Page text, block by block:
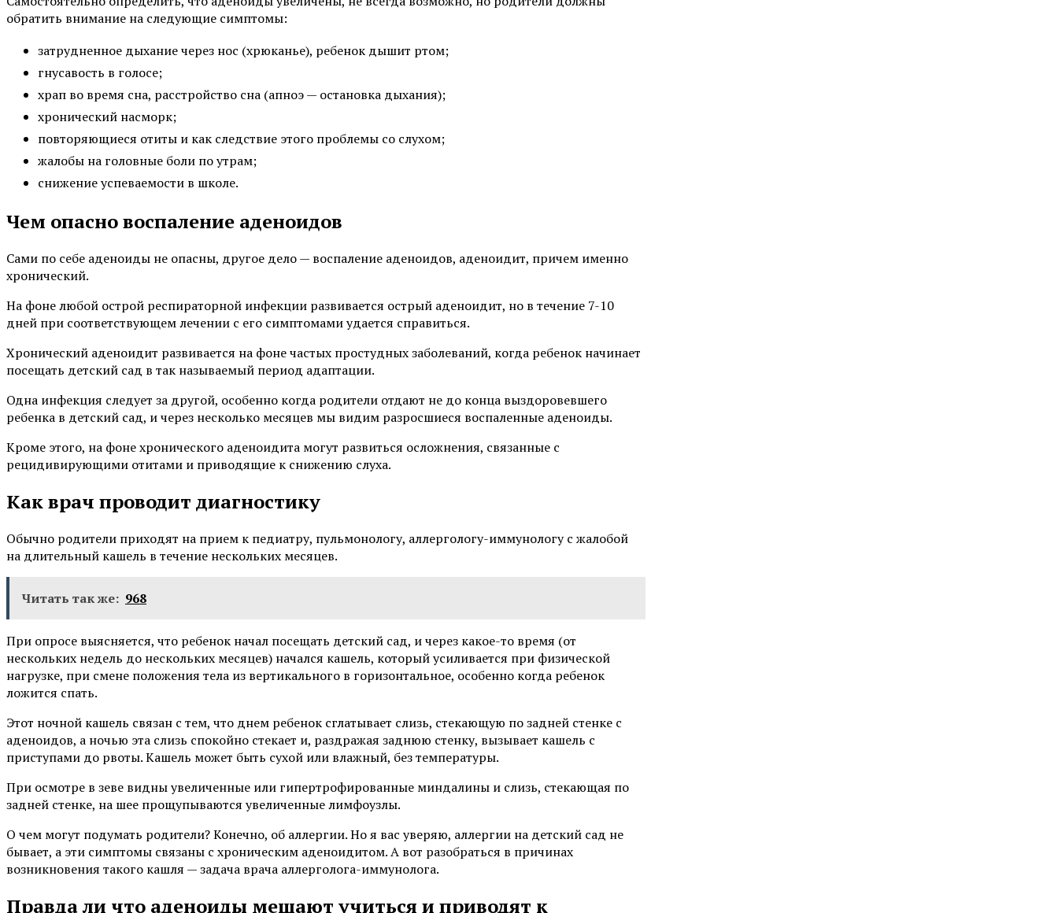
обратить внимание на следующие симптомы:
затрудненное дыхание через нос (хрюканье), ребенок дышит ртом;
гнусавость в голосе;
храп во время сна, расстройство сна (апноэ — остановка дыхания);
хронический насморк;
повторяющиеся отиты и как следствие этого проблемы со слухом;
жалобы на головные боли по утрам;
снижение успеваемости в школе.
Чем опасно воспаление аденоидов
Сами по себе аденоиды не опасны, другое дело — воспаление аденоидов, аденоидит, причем именно
хронический.
На фоне любой острой респираторной инфекции развивается острый аденоидит, но в течение 7-10
дней при соответствующем лечении с его симптомами удается справиться.
Хронический аденоидит развивается на фоне частых простудных заболеваний, когда ребенок начинает
посещать детский сад в так называемый период адаптации.
Одна инфекция следует за другой, особенно когда родители отдают не до конца выздоровевшего
ребенка в детский сад, и через несколько месяцев мы видим разросшиеся воспаленные аденоиды.
Кроме этого, на фоне хронического аденоидита могут развиться осложнения, связанные с
рецидивирующими отитами и приводящие к снижению слуха.
Как врач проводит диагностику
Обычно родители приходят на прием к педиатру, пульмонологу, аллергологу-иммунологу с жалобой
на длительный кашель в течение нескольких месяцев.
Читать так же: 968
При опросе выясняется, что ребенок начал посещать детский сад, и через какое-то время (от
нескольких недель до нескольких месяцев) начался кашель, который усиливается при физической
нагрузке, при смене положения тела из вертикального в горизонтальное, особенно когда ребенок
ложится спать.
Этот ночной кашель связан с тем, что днем ребенок сглатывает слизь, стекающую по задней стенке с
аденоидов, а ночью эта слизь спокойно стекает и, раздражая заднюю стенку, вызывает кашель с
приступами до рвоты. Кашель может быть сухой или влажный, без температуры.
При осмотре в зеве видны увеличенные или гипертрофированные миндалины и слизь, стекающая по
задней стенке, на шее прощупываются увеличенные лимфоузлы.
О чем могут подумать родители? Конечно, об аллергии. Но я вас уверяю, аллергии на детский сад не
бывает, а эти симптомы связаны с хроническим аденоидитом. А вот разобраться в причинах
возникновения такого кашля — задача врача аллерголога-иммунолога.
Правда ли что аденоиды мешают учиться и приводят к